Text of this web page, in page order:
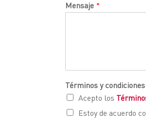
Mensaje *
Términos y
Acepto los
Estoy de acuerdo